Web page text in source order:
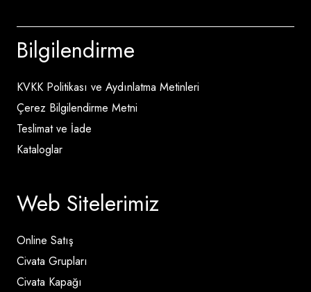
Bilgilendirme
KVKK Politikası ve Aydınlatma Metinleri
Çerez Bilgilendirme Metni
Teslimat ve İade
Kataloglar
Web Sitelerimiz
Online Satış
Civata Grupları
Civata Kapağı